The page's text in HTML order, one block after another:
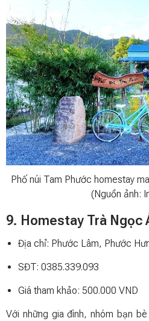
Phố núi Tam Phước homestay
(Nguồn ảnh:
9. Homestay Trà Ngọc
Địa chỉ: Phước Lâm, Phước
SĐT: 0385.339.093
Giá tham khảo: 500.000 VND
Với những gia đình, nhóm bạn